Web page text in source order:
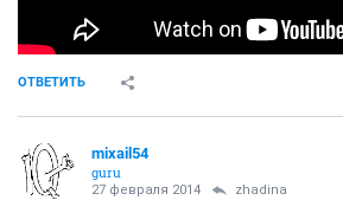
ОТВЕТИТЬ
mixail54
guru
27 февраля 2014 zhadina